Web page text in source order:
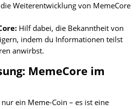
Weiterentwicklung von MemeCore
Hilf dabei, die Bekanntheit von
indem du Informationen teilst
anwirbst.
MemeCore im
ein Meme-Coin – es ist eine